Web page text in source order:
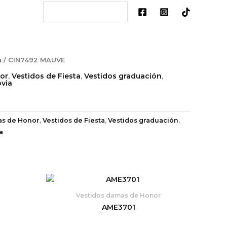
/ CIN7492 MAUVE
, Vestidos de Fiesta, Vestidos graduación,
de Honor, Vestidos de Fiesta, Vestidos graduación,
Vestidos damas de Honor
AME3701